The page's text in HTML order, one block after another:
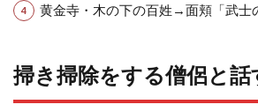
黄金寺・木の下の百姓→面頬「武士
掃き掃除をする僧侶と話